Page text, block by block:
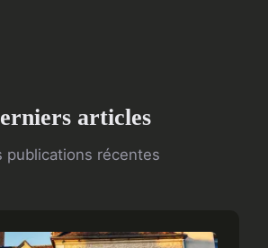
articles
publications récentes